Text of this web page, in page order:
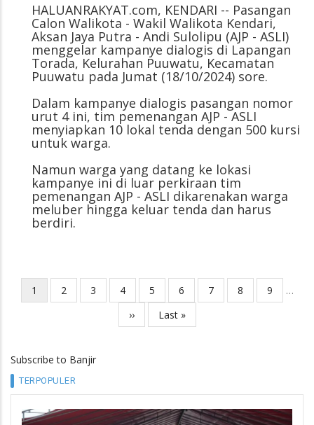
HALUANRAKYAT.com, KENDARI -- Pasangan
Calon Walikota - Wakil Walikota Kendari,
Aksan Jaya Putra - Andi Sulolipu (AJP - ASLI)
menggelar kampanye dialogis di Lapangan
Torada, Kelurahan Puuwatu, Kecamatan
Puuwatu pada Jumat (18/10/2024) sore.
Dalam kampanye dialogis pasangan nomor
urut 4 ini, tim pemenangan AJP - ASLI
menyiapkan 10 lokal tenda dengan 500 kursi
untuk warga.
Namun warga yang datang ke lokasi
kampanye ini di luar perkiraan tim
pemenangan AJP - ASLI dikarenakan warga
meluber hingga keluar tenda dan harus
berdiri.
Pagination
Current
page
1 Page
2 Page
3 Page
4 Page
5 Page
6 Page
7 Page
8 Page
9
…
Next
page
››
Last
page
Last »
Subscribe to Banjir
TERPOPULER